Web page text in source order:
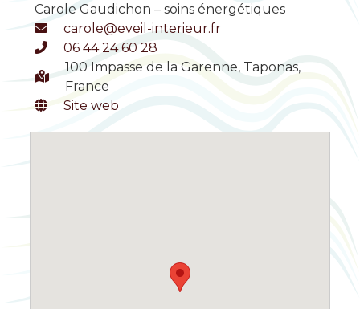
Carole Gaudichon – soins énergétiques
carole@eveil-interieur.fr
06 44 24 60 28
100 Impasse de la Garenne, Taponas,
France
Site web